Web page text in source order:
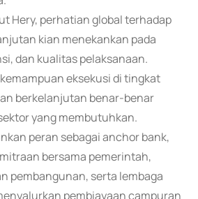
Hery, perhatian global terhadap
kian menekankan pada
dan kualitas pelaksanaan.
eksekusi di tingkat
berkelanjutan benar-benar
yang membutuhkan.
peran sebagai anchor bank,
bersama pemerintah,
pembangunan, serta lembaga
pembiayaan campuran